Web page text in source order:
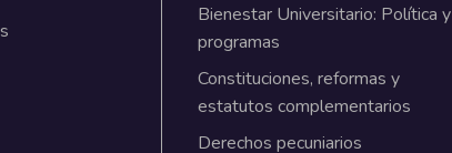
Bienestar Universitario: Política y
programas
Constituciones, reformas y
estatutos complementarios
Derechos pecuniarios